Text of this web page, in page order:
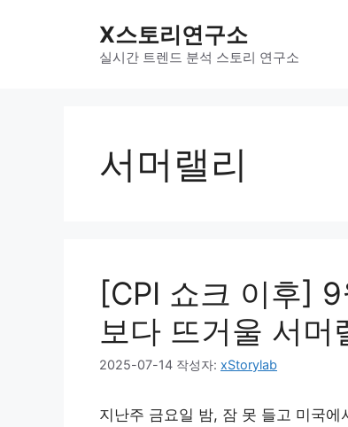
X스토리연구소
실시간 트렌드 분석 스토리 연구소
서머랠리
[CPI 쇼크 이후]
보다 뜨거울 서머
2025-07-14 작성자: xStorylab
지난주 금요일 밤, 잠 못 들고 미국